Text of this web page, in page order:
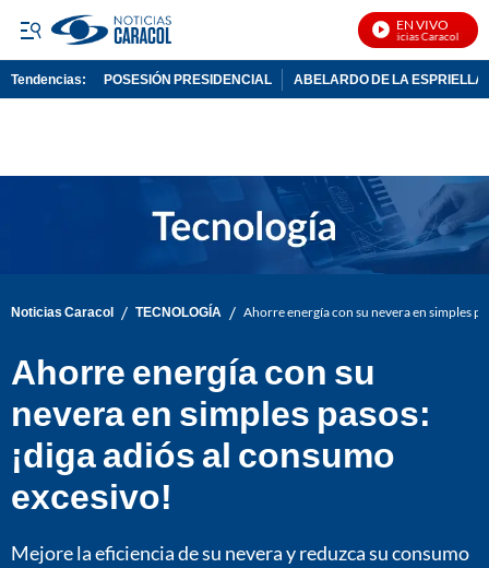
EN VIVO
Noticias Caracol En
Tendencias: POSESIÓN PRESIDENCIAL ABELARDO DE LA ESPRIELLA
Noticias Caracol / TECNOLOGÍA / Ahorre energía con su nevera en simples
Ahorre energía con su
nevera en simples pasos:
¡diga adiós al consumo
excesivo!
Mejore la eficiencia de su nevera y reduzca su consumo